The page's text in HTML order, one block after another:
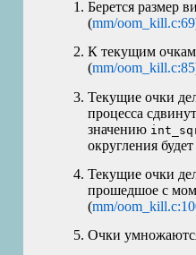
Берется размер
(mm/oom_kill.c:69
К текущим
(mm/oom_kill.c:85
Текущие очки
процесса
значению
округления
Текущие очки
прошедшое с
(mm/
Очки